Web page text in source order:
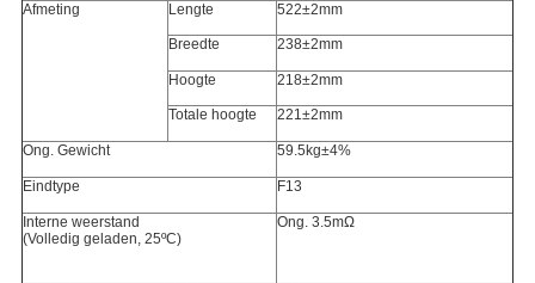
Afmeting Lengte 522±2mm
Breedte 238±2mm
Hoogte 218±2mm
Totale hoogte 221±2mm
Ong. Gewicht 59.5kg±4%
Eindtype F13
Interne weerstand
(Volledig geladen, 25ºC)
Ong. 3.5mΩ